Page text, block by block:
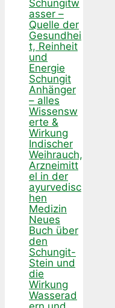
Schungitw
asser –
Quelle der
Gesundhei
t, Reinheit
und
Energie
Schungit
Anhänger
– alles
Wissensw
erte &
Wirkung
Indischer
Weihrauch,
Arzneimitt
el in der
ayurvedisc
hen
Medizin
Neues
Buch über
den
Schungit-
Stein und
die
Wirkung
Wasserad